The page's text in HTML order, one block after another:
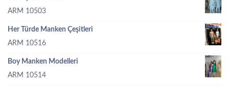
ARM 10503
Her Türde Manken Çeşitleri
ARM 10516
Boy Manken Modelleri
ARM 10514